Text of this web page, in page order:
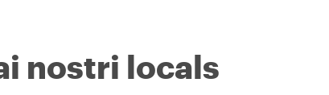
nostri locals